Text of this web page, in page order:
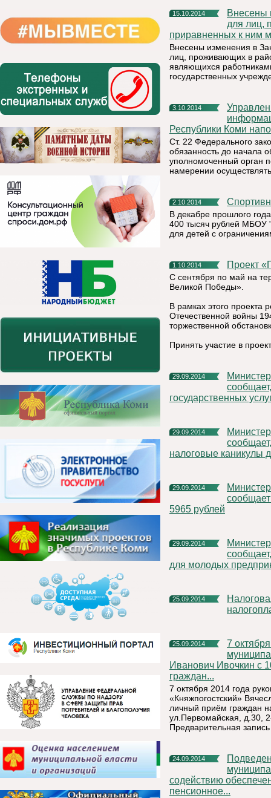
15.10.2014
Внесены изменения в Закон РК «О гарантиях и компенсациях
для лиц,
приравненных к ним
Внесены изменения в
лиц, проживающих в
являющихся
государственных
3.10.2014
Управление Федеральной службы по надзору в сфере связи,
Республики Коми
Ст. 22 Федерального
обязанность до начала
уполномоченный орган
намерении
2.10.2014
В декабре прошлого
400 тысяч рублей МБОУ
для детей с
1.10.2014 Проект
С сентября по май на
Великой Победы».
В рамках этого проекта
Отечественной войны
торжественной
Принять участие в
29.09.2014
Министерство экономического развития Республики Коми
государственных
29.09.2014
Министерство экономического развития Республики Коми
налоговые каникулы
29.09.2014
Министерство экономического развития Республики Коми
5965 рублей
29.09.2014
Министерство экономического развития Республики Коми
для молодых
25.09.2014
Налоговая служба проводит Дни открытых дверей для
25.09.2014
7 октября 2014 года руководитель администрации
Иванович Ивочкин с
граждан...
7 октября 2014 года
«Княжпогостский»
личный приём граждан
ул.Первомайская, д.30,
Предварительная
24.09.2014
Подведены промежуточные итоги конкурса «Лучшее
содействию
пенсионное...